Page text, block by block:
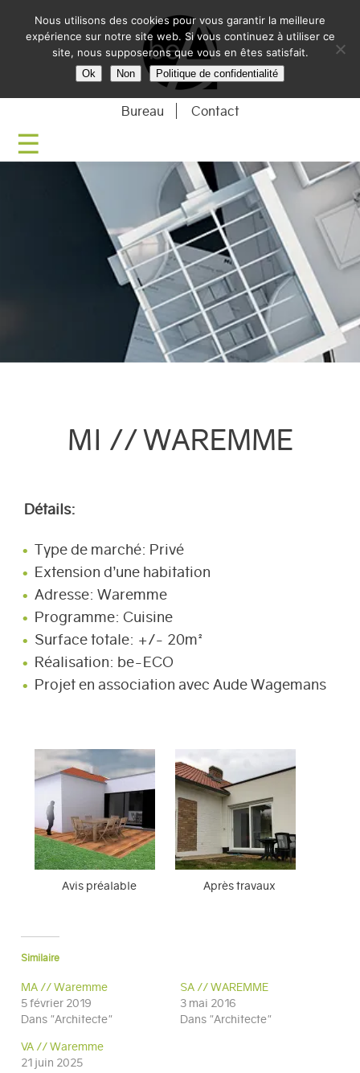
BE-
Bureau Contact
MI // WAREMME
Détails:
Type de marché: Privé
Extension d’une habitation
Adresse: Waremme
Programme: Cuisine
Surface totale: +/- 20m²
Réalisation: be-ECO
Projet en association avec Aude Wagemans
Avis préalable Après travaux
Similaire
MA // Waremme
5 février 2019
Dans "Architecte"
SA // WAREMME
3 mai 2016
Dans "Architecte"
VA // Waremme
21 juin 2025
Nous utilisons des cookies pour vous garantir la meilleure
expérience sur notre site web. Si vous continuez à utiliser ce
site, nous supposerons que vous en êtes satisfait.
Ok Non Politique de confidentialité